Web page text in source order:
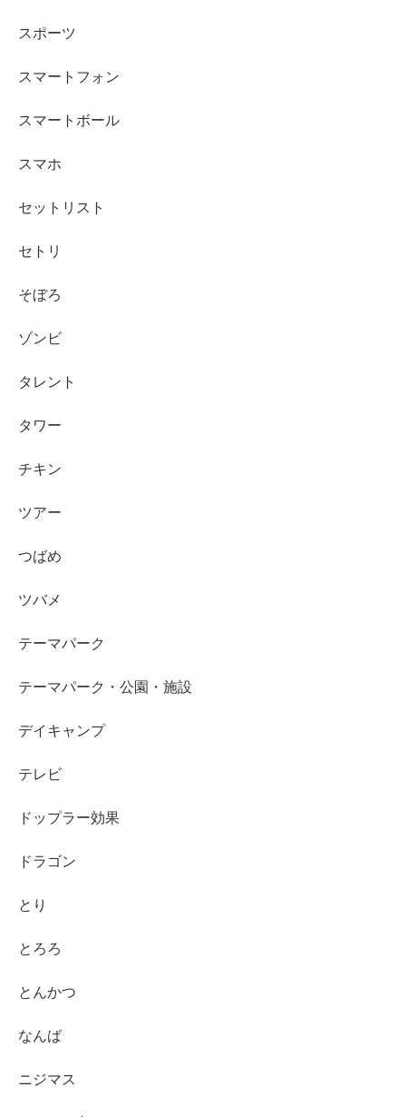
スポーツ
スマートフォン
スマートボール
スマホ
セットリスト
セトリ
そぼろ
ゾンビ
タレント
タワー
チキン
ツアー
つばめ
ツバメ
テーマパーク
テーマパーク・公園・施設
デイキャンプ
テレビ
ドップラー効果
ドラゴン
とり
とろろ
とんかつ
なんば
ニジマス